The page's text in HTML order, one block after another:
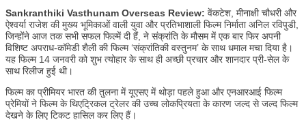
Sankranthiki Vasthunam Overseas Review: वेंकटेश, मीनाक्षी चौधरी और
ऐश्वर्या राजेश की मुख्य भूमिकाओं वाली युवा और प्रतिभाशाली फिल्म निर्माता अनिल रविपुडी,
जिन्होंने आज तक सभी सफल फिल्में दी हैं, ने संक्रांति के मौसम में एक बार फिर अपनी
विशिष्ट अपराध-कॉमेडी शैली की फिल्म ‘संक्रांतिकी वस्तुनम’ के साथ धमाल मचा दिया है।
यह फिल्म 14 जनवरी को शुभ त्योहार के साथ ही अच्छी प्रचार और शानदार प्री-सेल के
साथ रिलीज हुई थी।
फिल्म का प्रीमियर भारत की तुलना में यूएसए में थोड़ा पहले हुआ और एनआरआई फिल्म
प्रेमियों ने फिल्म के थिएट्रिकल ट्रेलर की उच्च लोकप्रियता के कारण जल्द से जल्द फिल्म
देखने के लिए टिकट हासिल कर लिए हैं।